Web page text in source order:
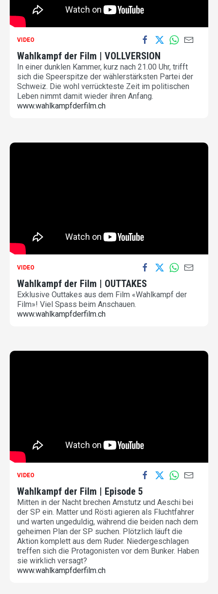
VIDEO
Wahlkampf der Film | VOLLVERSION
In einer dunklen Kammer, kurz nach 21.00 Uhr, trifft
sich die Speerspitze der wählerstärksten Partei der
Schweiz. Die wohl verrückteste Zeit im politischen
Leben nimmt damit wieder ihren Anfang.
www.wahlkampfderfilm.ch
VIDEO
Wahlkampf der Film | OUTTAKES
Exklusive Outtakes aus dem Film «Wahlkampf der
Film»! Viel Spass beim Anschauen.
www.wahlkampfderfilm.ch
VIDEO
Wahlkampf der Film | Episode 5
Mitten in der Nacht brechen Amstutz und Aeschi bei
der SP ein. Matter und Rösti agieren als Fluchtfahrer
und warten ungeduldig, während die beiden nach dem
geheimen Plan der SP suchen. Plötzlich läuft die
Aktion komplett aus dem Ruder. Niedergeschlagen
treffen sich die Protagonisten vor dem Bunker. Haben
sie wirklich versagt?
www.wahlkampfderfilm.ch